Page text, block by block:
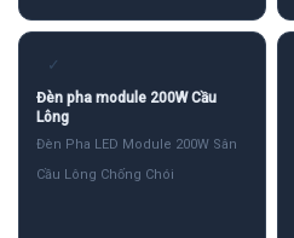
✓
Đèn pha module 200W Cầu
Lông
Đèn Pha LED Module 200W Sân
Cầu Lông Chống Chói